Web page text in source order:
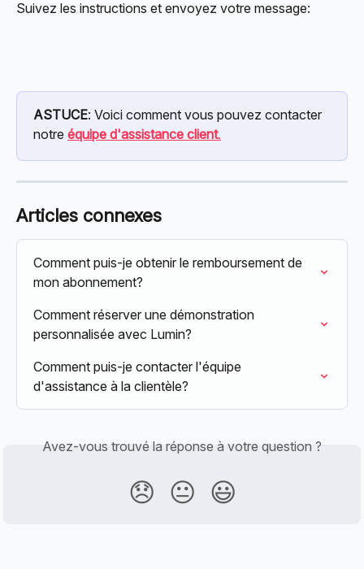
Suivez les instructions et envoyez votre message:
ASTUCE: Voici comment vous pouvez contacter
notre équipe d'assistance client.
Articles connexes
Comment puis-je obtenir le remboursement de
mon abonnement?
Comment réserver une démonstration
personnalisée avec Lumin?
Comment puis-je contacter l'équipe
d'assistance à la clientèle?
Avez-vous trouvé la réponse à votre question ?
😞 😐 😃